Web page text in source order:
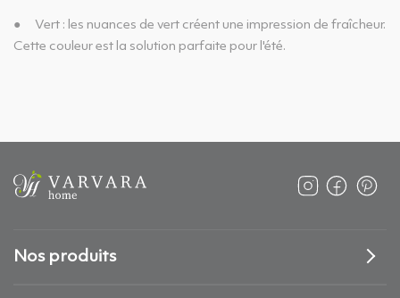
●
Vert : les nuances de vert créent une impression de fraîcheur.
Cette couleur est la solution parfaite pour l'été.
Nos produits